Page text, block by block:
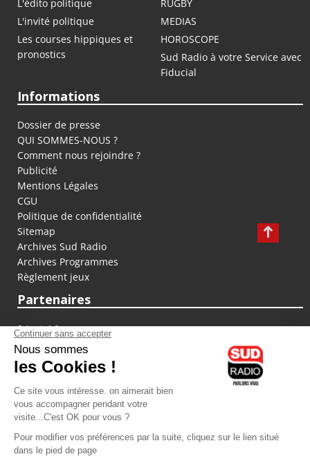
L'édito politique
RUGBY
L'invité politique
MEDIAS
Les courses hippiques et
pronostics
HOROSCOPE
Sud Radio à votre Service avec
Fiducial
Informations
Dossier de presse
QUI SOMMES-NOUS ?
Comment nous rejoindre ?
Publicité
Mentions Légales
CGU
Politique de confidentialité
Sitemap
Archives Sud Radio
Archives Programmes
Règlement jeux
Partenaires
fiducial.fr
lyoncapitale.fr
olympique-et-lyonnais.com
L'application Iphone / Android
Téléchargez l'application